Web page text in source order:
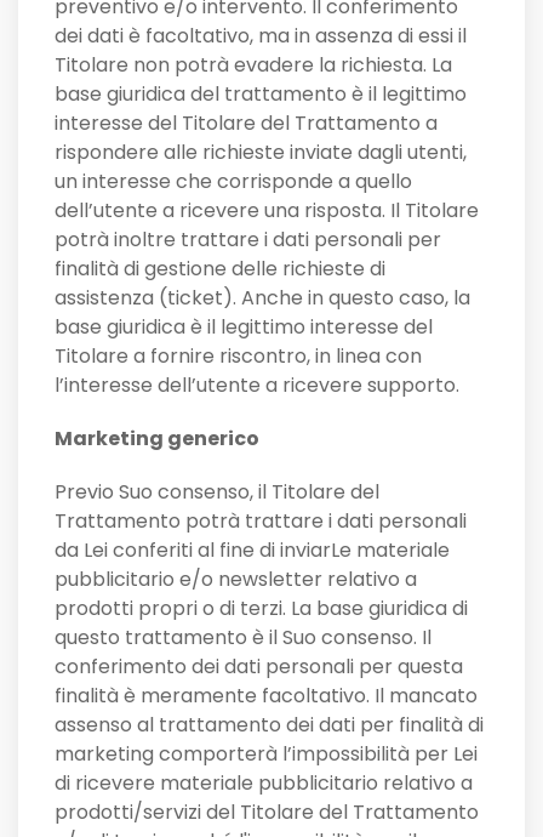
preventivo e/o intervento. Il conferimento
dei dati è facoltativo, ma in assenza di essi il
Titolare non potrà evadere la richiesta. La
base giuridica del trattamento è il legittimo
interesse del Titolare del Trattamento a
rispondere alle richieste inviate dagli utenti,
un interesse che corrisponde a quello
dell’utente a ricevere una risposta. Il Titolare
potrà inoltre trattare i dati personali per
finalità di gestione delle richieste di
assistenza (ticket). Anche in questo caso, la
base giuridica è il legittimo interesse del
Titolare a fornire riscontro, in linea con
l’interesse dell’utente a ricevere supporto.
Marketing generico
Previo Suo consenso, il Titolare del
Trattamento potrà trattare i dati personali
da Lei conferiti al fine di inviarLe materiale
pubblicitario e/o newsletter relativo a
prodotti propri o di terzi. La base giuridica di
questo trattamento è il Suo consenso. Il
conferimento dei dati personali per questa
finalità è meramente facoltativo. Il mancato
assenso al trattamento dei dati per finalità di
marketing comporterà l’impossibilità per Lei
di ricevere materiale pubblicitario relativo a
prodotti/servizi del Titolare del Trattamento